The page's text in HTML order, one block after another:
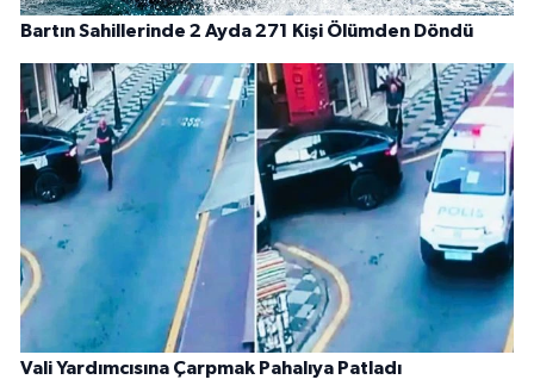
Bartın Sahillerinde 2 Ayda 271 Kişi Ölümden Döndü
Vali Yardımcısına Çarpmak Pahalıya Patladı